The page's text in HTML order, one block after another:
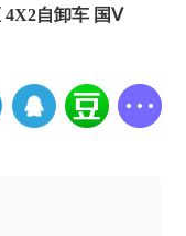
4X2自卸车 国Ⅴ